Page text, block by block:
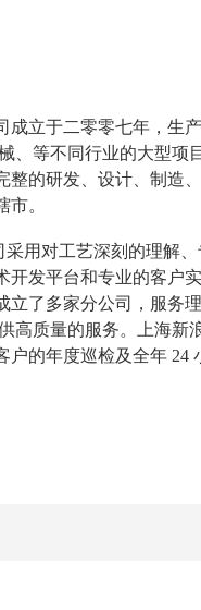
立于二零零七年，生
、等不同行业的大型项
的研发、设计、制造
市。
采用对工艺深刻的理解
开发平台和专业的客户
立了多家分公司，服务
高质量的服务。上海新
户的年度巡检及全年 24